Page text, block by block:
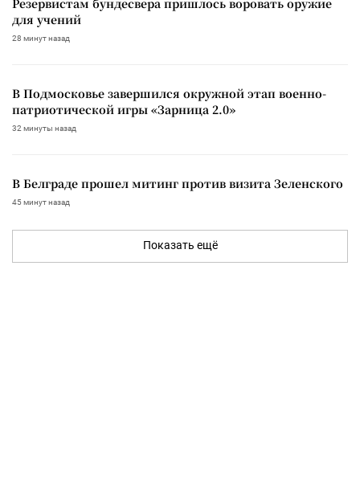
для учений
28 минут назад
В Подмосковье завершился окружной этап военно-
патриотической игры «Зарница 2.0»
32 минуты назад
В Белграде прошел митинг против визита Зеленского
45 минут назад
Показать ещё